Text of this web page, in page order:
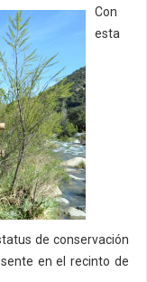
Con
esta
de conservación
en el recinto de